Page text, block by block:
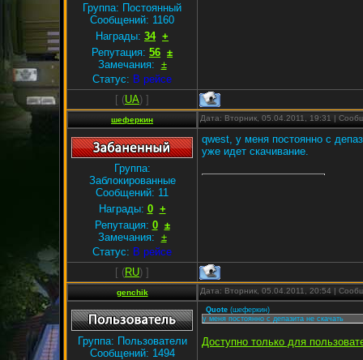
Группа: Постоянный
Сообщений: 1160
Награды: 34 +
Репутация: 56 ±
Замечания: ±
Статус: В рейсе
[ (UA) ]
шеферкин Дата: Вторник, 05.04.2011, 19:31 |
Группа:
Заблокированные
Сообщений: 11
Награды: 0 +
Репутация: 0 ±
Замечания: ±
Статус: В рейсе
qwest, у меня постоянно с
уже идет скачивание.
[ (RU) ]
genchik Дата: Вторник, 05.04.2011, 20:54 |
Группа: Пользователи
Сообщений: 1494
Quote (шеферкин)
у меня постоянно с депазита не скачать
Доступно только для